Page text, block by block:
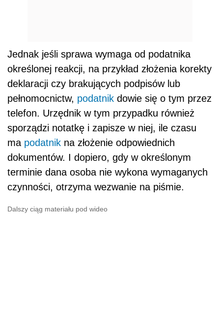
Jednak jeśli sprawa wymaga od podatnika
określonej reakcji, na przykład złożenia korekty
deklaracji czy brakujących podpisów lub
pełnomocnictw, podatnik dowie się o tym przez
telefon. Urzędnik w tym przypadku również
sporządzi notatkę i zapisze w niej, ile czasu
ma podatnik na złożenie odpowiednich
dokumentów. I dopiero, gdy w określonym
terminie dana osoba nie wykona wymaganych
czynności, otrzyma wezwanie na piśmie.
Dalszy ciąg materiału pod wideo